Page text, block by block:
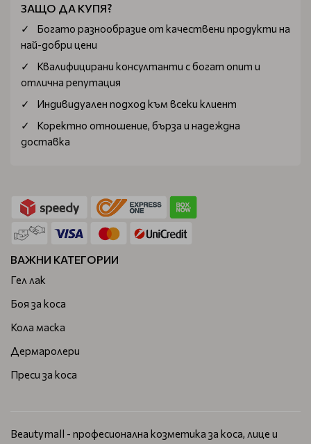
ЗАЩО ДА КУПЯ?
Богатo разнообразие от качествени продукти на
най-добри цени
Квалифицирани консултанти с богат опит и
отлична репутация
Индивидуален подход към всеки клиент
Коректно отношение, бърза и надеждна
доставка
ВАЖНИ КАТЕГОРИИ
Гел лак
Боя за коса
Кола маска
Дермаролери
Преси за коса
Beautymall - професионална козметика за коса, лице и